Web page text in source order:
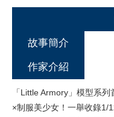
故事簡介
作家介紹
「Little Armory」模型系
×制服美少女！一舉收錄1/